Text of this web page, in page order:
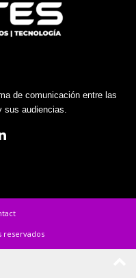
de comunicación entre las
sus audiencias.
reservados